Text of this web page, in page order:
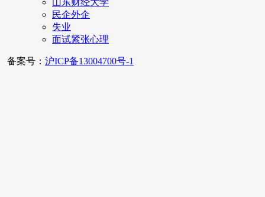
民企外企
失业
面试紧张心理
备案号： 沪ICP备13004700号-1